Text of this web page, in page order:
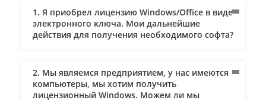
Производитель выпустил семь версий программы,
которые подойдут для использования дома и в офисе.
Первая –Home & Business.Пакет с набором базовых
программ – Word, Excel, PowerPoint, OneNote, Outlook.
работает на дому. Этого набора программ достаточно
для редактирования текстов, фото, видео, диаграмм,
таблиц.
1. Я приобрел лицензию Windows/Office в виде
электронного ключа. Мои дальнейшие
действия для получения необходимого софта?
2. Мы являемся предприятием, у нас имеются
компьютеры, мы хотим получить
лицензионный Windows. Можем ли мы